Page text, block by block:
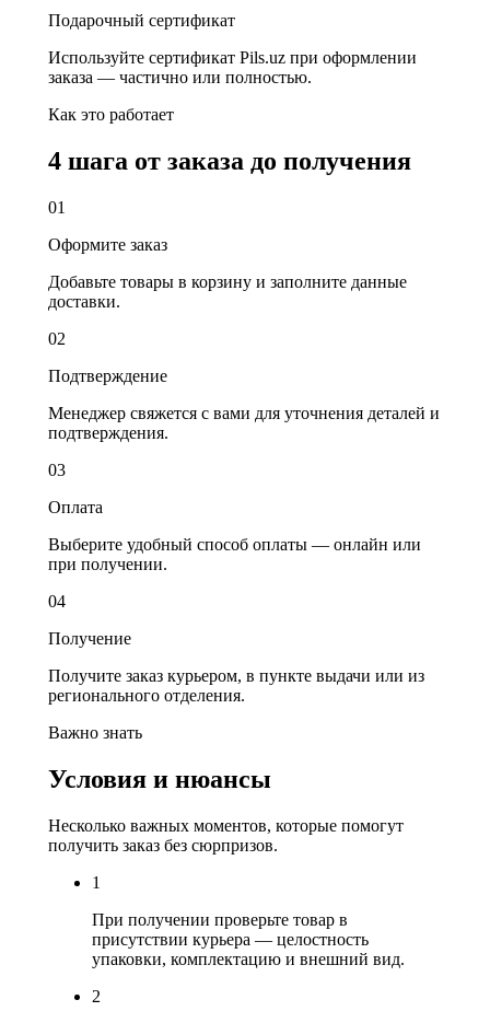
Подарочный сертификат
Используйте сертификат Pils.uz при оформлении
заказа — частично или полностью.
Как это работает
4 шага от заказа до получения
01
Оформите заказ
Добавьте товары в корзину и заполните данные
доставки.
02
Подтверждение
Менеджер свяжется с вами для уточнения деталей и
подтверждения.
03
Оплата
Выберите удобный способ оплаты — онлайн или
при получении.
04
Получение
Получите заказ курьером, в пункте выдачи или из
регионального отделения.
Важно знать
Условия и нюансы
Несколько важных моментов, которые помогут
получить заказ без сюрпризов.
1
При получении проверьте товар в
присутствии курьера — целостность
упаковки, комплектацию и внешний вид.
2